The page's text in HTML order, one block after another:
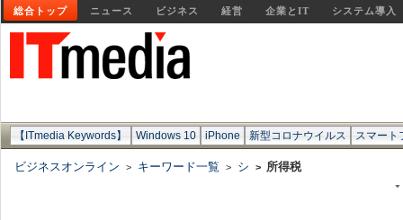
総合トップ ニュース ビジネス 経営 企業とIT システム導入
【ITmedia Keywords】 Windows 10 iPhone 新型コロナウイルス スマート
ビジネスオンライン > キーワード一覧 > シ > 所得税